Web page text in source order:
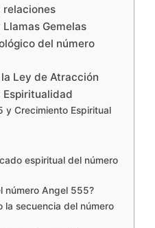
relaciones
Gemelas
del número
Ley de Atracción
Espiritualidad
y Crecimiento Espiritual
espiritual del número
número Angel 555?
la secuencia del número